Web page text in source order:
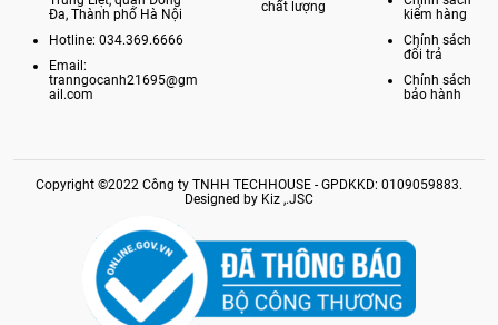
Đa, Thành phố Hà Nội
Hotline: 034.369.6666
Email:
tranngocanh21695@gm
ail.com
chất lượng
kiểm hàng
Chính sách
đổi trả
Chính sách
bảo hành
Copyright ©2022 Công ty TNHH TECHHOUSE - GPDKKD: 0109059883.
Designed by Kiz ,.JSC